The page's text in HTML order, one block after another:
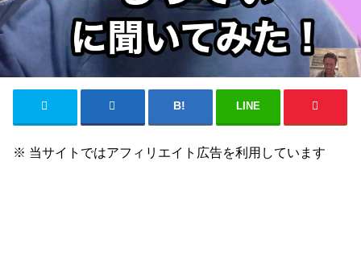
LINE
※ 当サイトではアフィリエイト広告を利用しています